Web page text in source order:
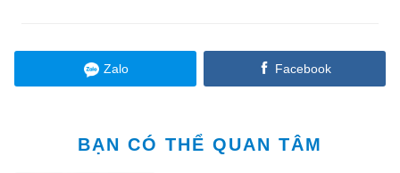
Zalo Facebook
BẠN CÓ THỂ QUAN TÂM